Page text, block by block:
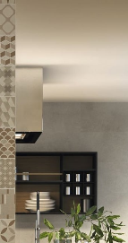
VENTES